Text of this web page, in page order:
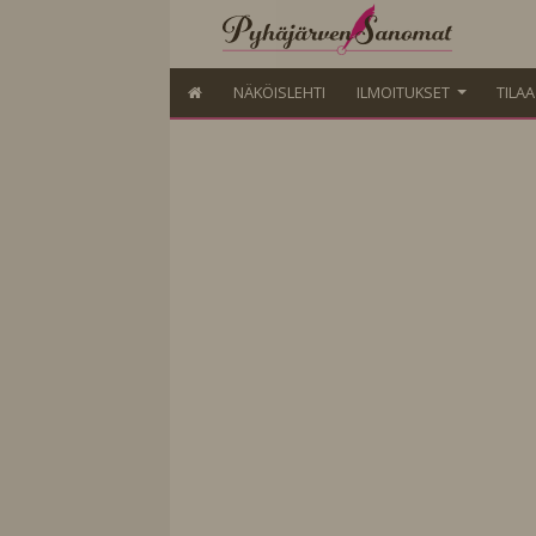
NÄKÖISLEHTI ILMOITUKSET